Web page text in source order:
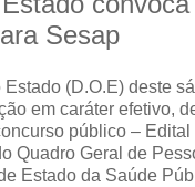
Sesap
(D.O.E) deste
em caráter efetivo,
público – Edital
Quadro Geral de
Estado da Saúde